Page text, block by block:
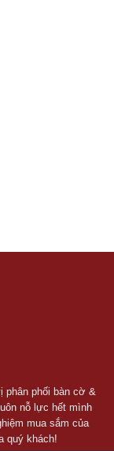
phối bàn cờ &
nỗ lực hết mình
mua sắm của
quý khách!